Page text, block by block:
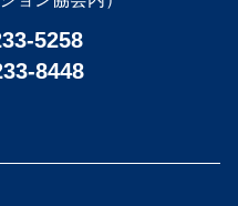
5258
8448